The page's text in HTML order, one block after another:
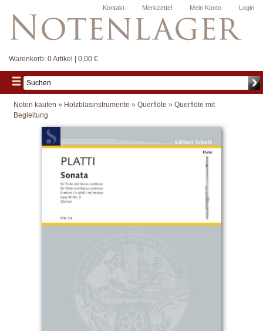
Login
Mein Konto
Merkzettel
Kontakt
Warenkorb: 0 Artikel | 0,00 €
Noten kaufen » Holzblasinstrumente » Querflöte » Querflöte mit
Begleitung